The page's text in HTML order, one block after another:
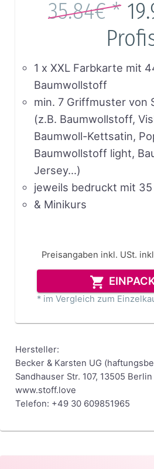
35.84€ *
1 x XXL Farbkarte mit
Baumwollstoff
min. 7 Griffmuster von
(z.B. Baumwollstoff,
Baumwoll-Kettsatin,
Baumwollstoff light,
Jersey…)
jeweils bedruckt mit 35
& Minikurs
Preisangaben inkl. USt.
* im Vergleich zum
Hersteller:
Becker & Karsten UG
Sandhauser Str. 107, 13505 Berlin
www.stoff.love
Telefon: +49 30 609851965